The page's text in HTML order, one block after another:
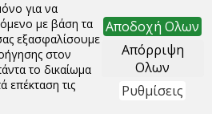
All rights reserved.
για να
με βάση τα
εξασφαλίσουμε
στον
το δικαίωμα
επέκταση τις
Αποδοχή Ολων
Απόρριψη
Ολων
Ρυθμίσεις